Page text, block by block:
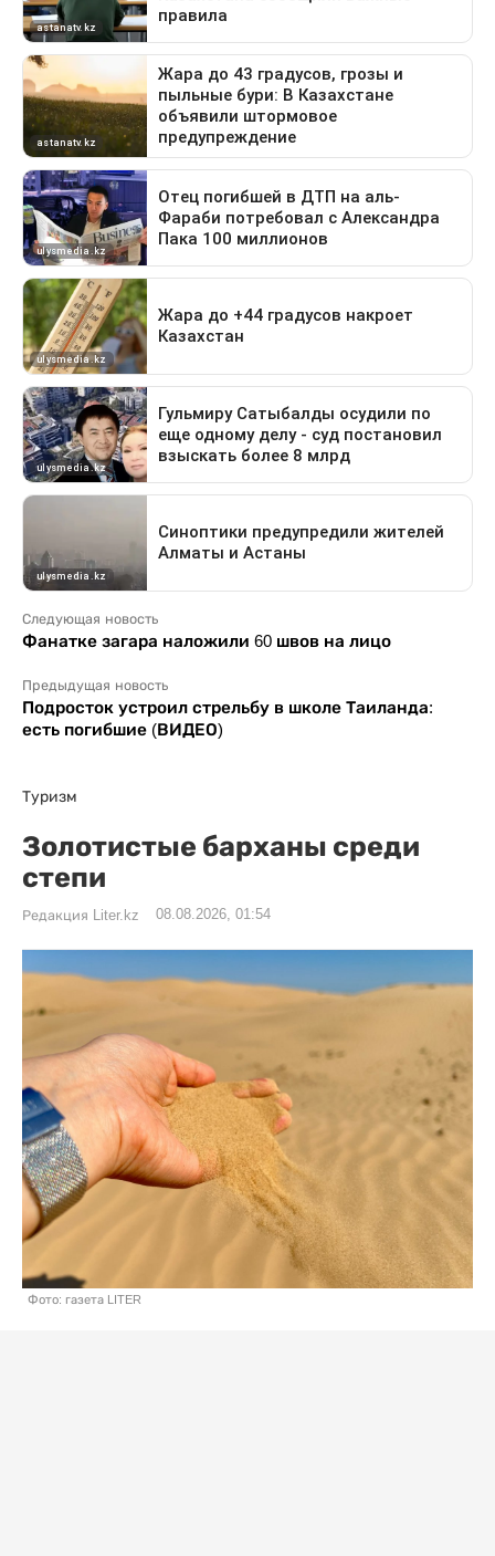
Следующая новость
Фанатке загара наложили 60 швов на лицо
Предыдущая новость
Подросток устроил стрельбу в школе Таиланда:
есть погибшие (ВИДЕО)
Туризм
Золотистые барханы среди
степи
Редакция Liter.kz 08.08.2026, 01:54
Фото: газета LITER